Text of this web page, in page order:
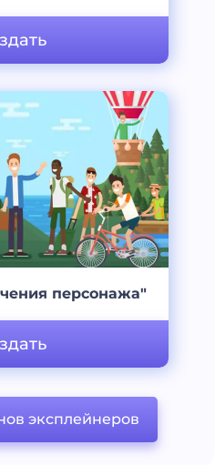
персонажа"
эксплейнеров